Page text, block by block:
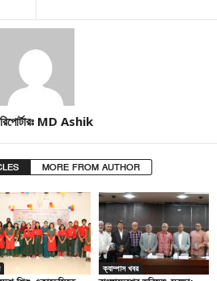
MD Ashik
MORE FROM AUTHOR
ক্যাম্পাস খবর